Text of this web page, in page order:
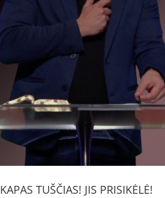
KAPAS TUŠČIAS! JIS PRISIKĖLĖ!